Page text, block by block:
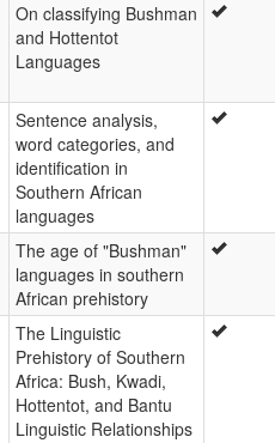
On classifying Bushman
and Hottentot
Languages
Sentence analysis,
word categories, and
identification in
Southern African
languages
The age of "Bushman"
languages in southern
African prehistory
The Linguistic
Prehistory of Southern
Africa: Bush, Kwadi,
Hottentot, and Bantu
Linguistic Relationships